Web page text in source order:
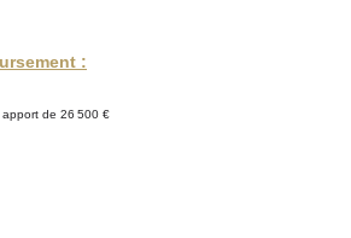
:
de 26 500 €